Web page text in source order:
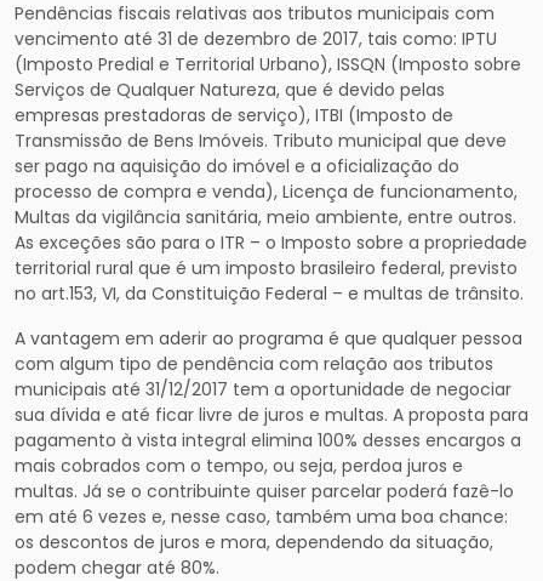
Pendências fiscais relativas aos tributos municipais com
vencimento até 31 de dezembro de 2017, tais como: IPTU
(Imposto Predial e Territorial Urbano), ISSQN (Imposto sobre
Serviços de Qualquer Natureza, que é devido pelas
empresas prestadoras de serviço), ITBI (Imposto de
Transmissão de Bens Imóveis. Tributo municipal que deve
ser pago na aquisição do imóvel e a oficialização do
processo de compra e venda), Licença de funcionamento,
Multas da vigilância sanitária, meio ambiente, entre outros.
As exceções são para o ITR – o Imposto sobre a propriedade
territorial rural que é um imposto brasileiro federal, previsto
no art.153, VI, da Constituição Federal – e multas de trânsito.
A vantagem em aderir ao programa é que qualquer pessoa
com algum tipo de pendência com relação aos tributos
municipais até 31/12/2017 tem a oportunidade de negociar
sua dívida e até ficar livre de juros e multas. A proposta para
pagamento à vista integral elimina 100% desses encargos a
mais cobrados com o tempo, ou seja, perdoa juros e
multas. Já se o contribuinte quiser parcelar poderá fazê-lo
em até 6 vezes e, nesse caso, também uma boa chance:
os descontos de juros e mora, dependendo da situação,
podem chegar até 80%.